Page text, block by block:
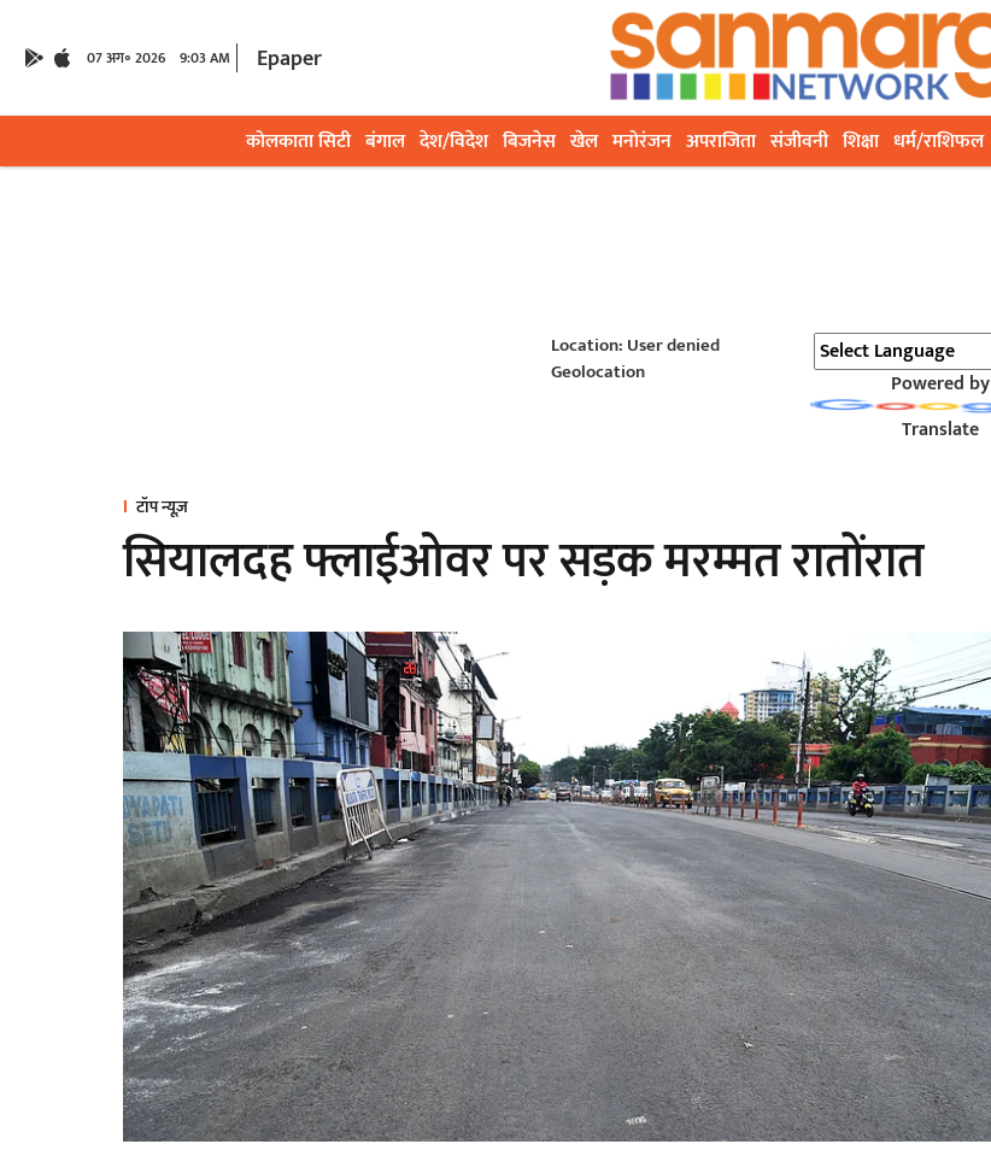
07 अग॰ 2026 9:03 AM Epaper
कोलकाता सिटी बंगाल देश/विदेश बिजनेस खेल मनोरंजन अपराजिता संजीवनी शिक्षा धर्म/राशिफल
Location: User denied
Geolocation
Powered by
Translate
टॉप न्यूज़
सियालदह फ्लाईओवर पर सड़क मरम्मत रातोंरात